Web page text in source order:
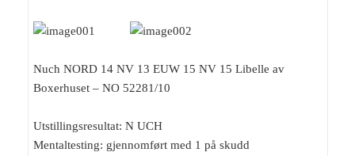
Nuch NORD 14 NV 13 EUW 15 NV 15 Libelle av
Boxerhuset – NO 52281/10
Utstillingsresultat: N UCH
Mentaltesting: gjennomført med 1 på skudd